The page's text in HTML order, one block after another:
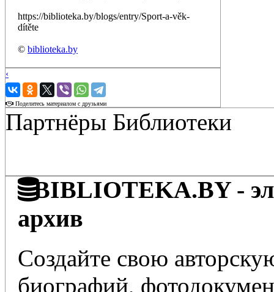
https://biblioteka.by/blogs/entry/Sport-a-věk-
dítěte
© biblioteka.by
‹
›
Поделитесь материалом с друзьями
Партнёры Библиотеки
BIBLIOTEKA.BY -
архив
Создайте свою
биографий,